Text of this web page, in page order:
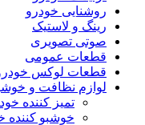
روشنایی خودرو
رینگ و لاستیک
صوتی تصویری
قطعات عمومی
قطعات لوکس
لوازم نظافت و
تمیز کننده
خوشبو کننده